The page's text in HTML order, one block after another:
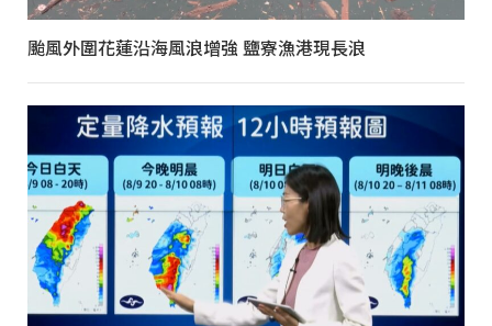
颱風外圍花蓮沿海風浪增強 鹽寮漁港現長浪